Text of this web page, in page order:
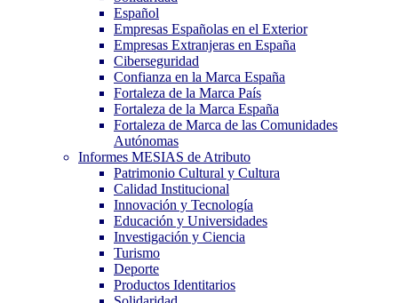
Español
Empresas Españolas en el Exterior
Empresas Extranjeras en España
Ciberseguridad
Confianza en la Marca España
Fortaleza de la Marca País
Fortaleza de la Marca España
Fortaleza de Marca de las Comunidades
Autónomas
Informes MESIAS de Atributo
Patrimonio Cultural y Cultura
Calidad Institucional
Innovación y Tecnología
Educación y Universidades
Investigación y Ciencia
Turismo
Deporte
Productos Identitarios